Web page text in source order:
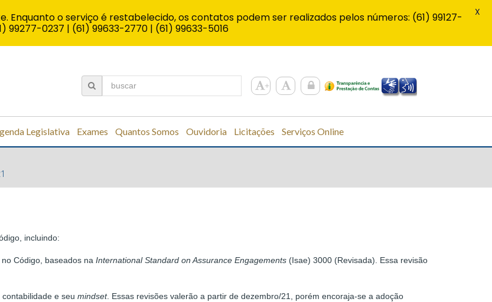
Legislativa Exames Quantos Somos Ouvidoria Licitações Serviços Online
incluindo:
Código, baseados na International Standard on Assurance Engagements (Isae) 3000 (Revisada). Essa revisão
e seu mindset. Essas revisões valerão a partir de dezembro/21, porém encoraja-se a adoção
o serviço é restabelecido, os contatos podem ser realizados pelos números: (61) 99127-
99277-0237 | (61) 99633-2770 | (61) 99633-5016
X